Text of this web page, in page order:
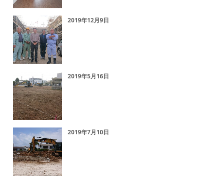
2019年12月9日
2019年5月16日
2019年7月10日